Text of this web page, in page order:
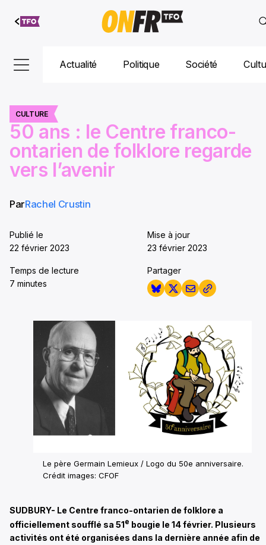
Aller au
contenu
Actualité Politique Société
CULTURE
50 ans : le Centre franco-
ontarien de folklore regarde
vers l’avenir
ParRachel Crustin
Publié le
22 février 2023
Mise à jour
23 février 2023
Temps de lecture
7 minutes
Partager
Le père Germain Lemieux / Logo du 50e anniversaire.
Crédit images: CFOF
SUDBURY- Le Centre franco-ontarien de folklore a
officiellement soufflé sa 51e bougie le 14 février. Plusieurs
activités ont été organisées dans la dernière année afin de